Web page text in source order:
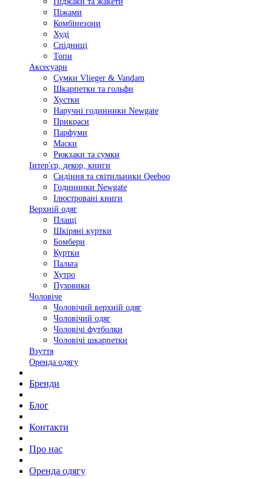
Піжами
Комбінезони
Худі
Спідниці
Топи
Аксесуари
Сумки Vlieger & Vandam
Шкарпетки та гольфи
Хустки
Наручні годинники Newgate
Прикраси
Парфуми
Маски
Рюкзаки та сумки
Інтер'єр, декор, книги
Сидіння та світильники Qeeboo
Годинники Newgate
Ілюстровані книги
Верхній одяг
Плащі
Шкіряні куртки
Бомбери
Куртки
Пальта
Хутро
Пуховики
Чоловіче
Чоловічий верхній одяг
Чоловічий одяг
Чоловічі футболки
Чоловічі шкарпетки
Взуття
Оренда одягу
Бренди
Блог
Контакти
Про нас
Оренда одягу